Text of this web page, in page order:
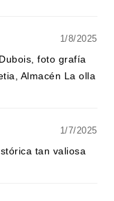
1/8/2025
foto grafía
Almacén La olla
1/7/2025
tan valiosa